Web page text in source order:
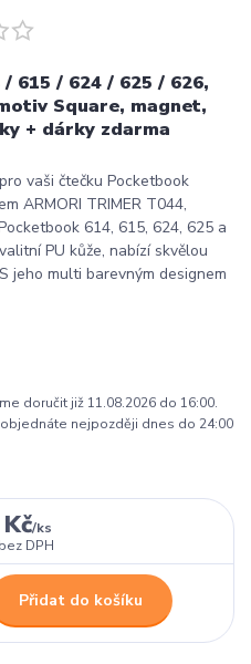
615 / 624 / 625 / 626,
Square, magnet,
+ dárky zdarma
vaši čtečku Pocketbook
ARMORI TRIMER T044,
614, 615, 624, 625 a
PU kůže, nabízí skvělou
jeho multi barevným designem
doručit již 11.08.2026 do 16:00.
objednáte nejpozději dnes do 24:00
/ks
bez DPH
Přidat do košíku